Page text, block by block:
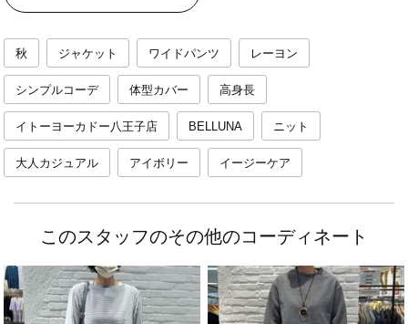
秋 ジャケット ワイドパンツ レーヨン
シンプルコーデ 体型カバー 高身長
イトーヨーカドー八王子店 BELLUNA ニット
大人カジュアル アイボリー イージーケア
このスタッフのその他のコーディネート